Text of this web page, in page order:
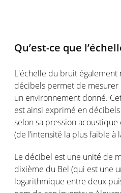
Qu’est-ce que
L'échelle du bruit
décibels permet de
un environnement donné.
est ainsi exprimé en
selon sa pression acoustique
(de l’intensité la plus faible à
Le décibel est une unité de
dixième du Bel (qui est une
logarithmique entre deux